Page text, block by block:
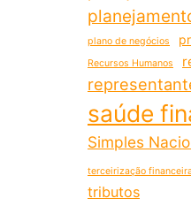
plano de negócios
Recursos Humanos
saúde
Simples
terceirização
tributos